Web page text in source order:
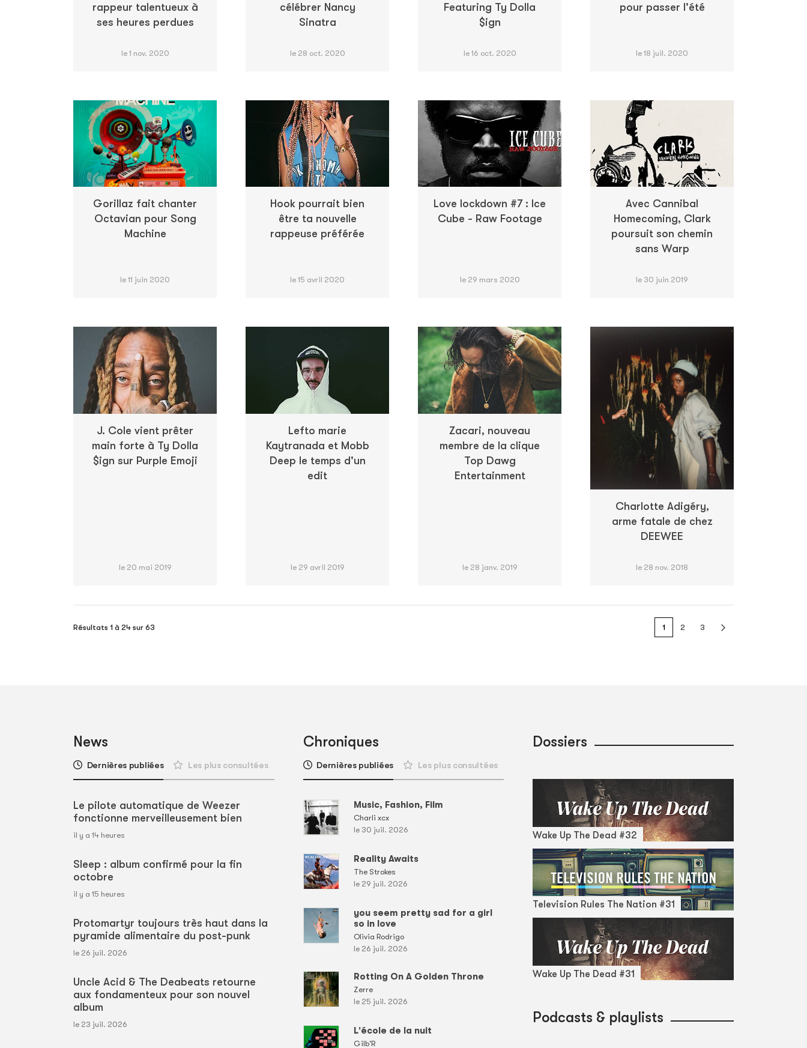
rappeur talentueux à
ses heures perdues
le 1 nov. 2020
célébrer Nancy
Sinatra
le 28 oct. 2020
Featuring Ty Dolla
$ign
le 16 oct. 2020
pour passer l'été
le 18 juil. 2020
Gorillaz fait chanter
Octavian pour Song
Machine
le 11 juin 2020
Hook pourrait bien
être ta nouvelle
rappeuse préférée
le 15 avril 2020
Love lockdown #7 : Ice
Cube - Raw Footage
le 29 mars 2020
Avec Cannibal
Homecoming, Clark
poursuit son chemin
sans Warp
le 30 juin 2019
J. Cole vient prêter
main forte à Ty Dolla
$ign sur Purple Emoji
le 20 mai 2019
Lefto marie
Kaytranada et Mobb
Deep le temps d'un
edit
le 29 avril 2019
Zacari, nouveau
membre de la clique
Top Dawg
Entertainment
le 28 janv. 2019
Charlotte Adigéry,
arme fatale de chez
DEEWEE
le 28 nov. 2018
Résultats 1 à 24 sur 63 1 2 3
News
Dernières publiées Les plus consultées
Le pilote automatique de Weezer
fonctionne merveilleusement bien
il y a 14 heures
Sleep : album confirmé pour la fin
octobre
il y a 15 heures
Protomartyr toujours très haut dans la
pyramide alimentaire du post-punk
le 26 juil. 2026
Uncle Acid & The Deabeats retourne
aux fondamenteux pour son nouvel
album
le 23 juil. 2026
Chroniques
Dernières publiées Les plus consultées
Music, Fashion, Film
Charli xcx
le 30 juil. 2026
Reality Awaits
The Strokes
le 29 juil. 2026
you seem pretty sad for a girl
so in love
Olivia Rodrigo
le 26 juil. 2026
Rotting On A Golden Throne
Zerre
le 25 juil. 2026
L'école de la nuit
Gilb'R
Dossiers
Wake Up The Dead #32
Television Rules The Nation #31
Wake Up The Dead #31
Podcasts & playlists